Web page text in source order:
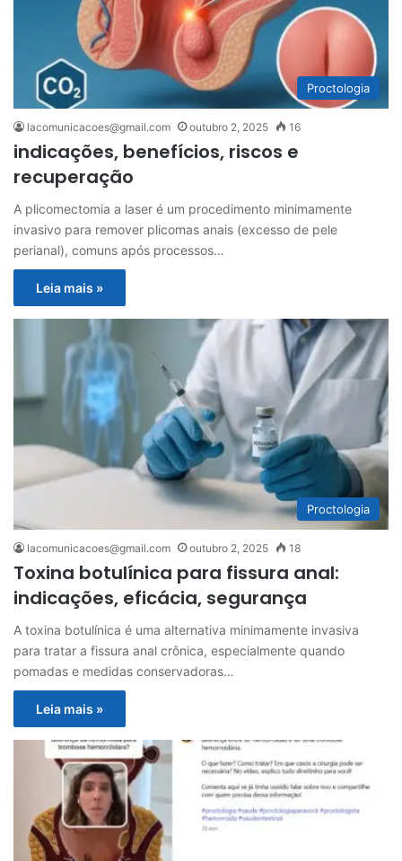
Proctologia
lacomunicacoes@gmail.com outubro 2, 2025 16
indicações, benefícios, riscos e
recuperação
A plicomectomia a laser é um procedimento minimamente
invasivo para remover plicomas anais (excesso de pele
perianal), comuns após processos…
Leia mais »
Proctologia
lacomunicacoes@gmail.com outubro 2, 2025 18
Toxina botulínica para fissura anal:
indicações, eficácia, segurança
A toxina botulínica é uma alternativa minimamente invasiva
para tratar a fissura anal crônica, especialmente quando
pomadas e medidas conservadoras…
Leia mais »